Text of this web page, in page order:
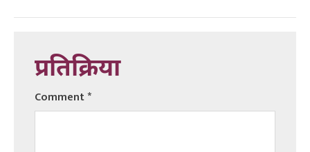
प्रतिक्रिया
Comment*